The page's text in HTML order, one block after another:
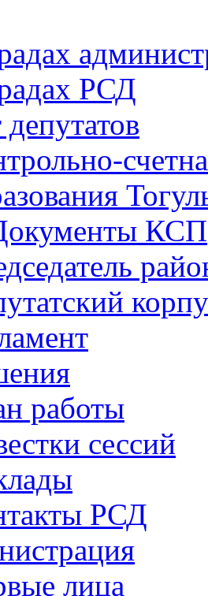
РСД
КСП
работы
сессий
РСД
лица